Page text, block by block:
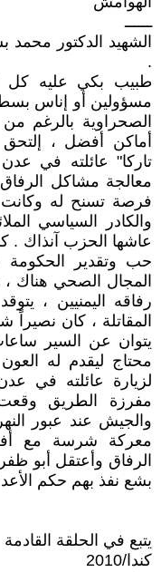
ــــــ
الشهيد الدكتور
.
طبيب بكي عليه كل
مسؤولين أو إناس
الصحراوية
تاركا" عائلته في
معالجة مشاكل
فرصة تسنح له وكانت
والكادر السياسي
عاشها الحزب آنذاك .
حب وتقدير الحكومة
المجال الصحي هناك
رفاقه اليمنيين ،
المقاتلة ، كان
يتوان عن السير
محتاج ليقدم له
لزيارة عائلته في
مفرزة الطريق
معركة شرسة مع
الرفاق وأعتقل أبو
بشع نفذ بهم حكم
يتبع في الحلقة القادمة
كندا/2010